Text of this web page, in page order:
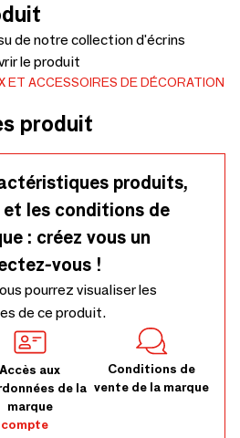
de notre collection d'écrins
le produit
ET ACCESSOIRES DE DÉCORATION
produit
produits,
les conditions de
: créez vous un
vous !
pourrez visualiser les
de ce produit.
Accès aux
de la
marque
Conditions de
vente de la marque
compte